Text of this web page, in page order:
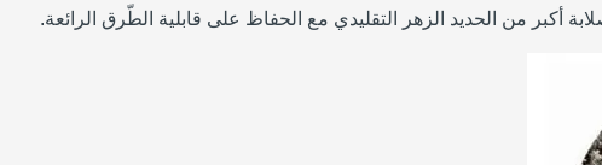
أكبر من الحديد الزهر التقليدي مع الحفاظ على قابلية الطّرق الرائعة.